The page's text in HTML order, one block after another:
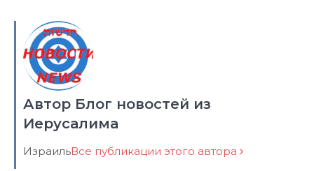
Автор Блог новостей из
Иерусалима
ИзраильВсе публикации этого автора